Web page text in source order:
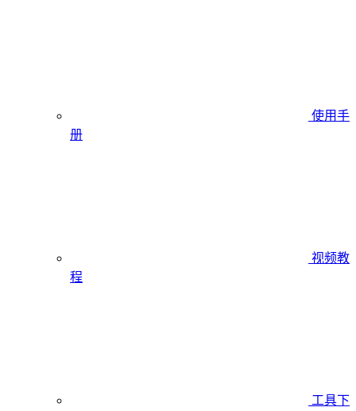
使用手
册
视频教
程
工具下